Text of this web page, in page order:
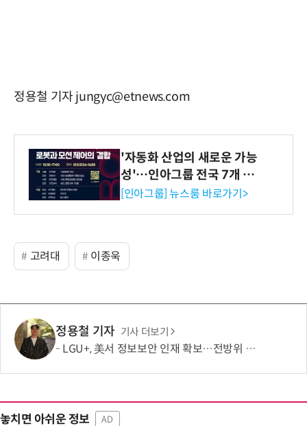
정용철 기자 jungyc@etnews.com
'자동화 산업의 새로운 가능
성'…인아그룹 전국 7개 도
시 세미나 페어 개최
[인아그룹] 뉴스룸 바로가기>
고려대 이종욱
정용철 기자 기사 더보기
LGU+, 美서 정보보안 인재 확보…전방위 역량 강화 총력
놓치면 아쉬운 정보 AD